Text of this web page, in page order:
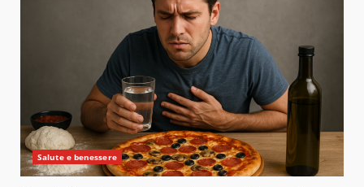
Salute e benessere